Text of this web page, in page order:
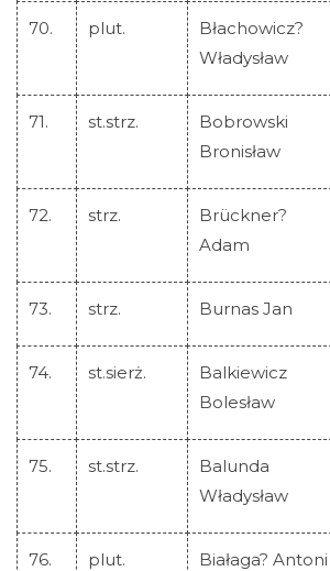
70. plut.
Błachowicz?
Władysław
71. st.strz.
Bobrowski
Bronisław
72. strz.
Brückner?
Adam
73. strz. Burnas Jan
74. st.sierż.
Balkiewicz
Bolesław
75. st.strz.
Balunda
Władysław
76. plut. Białaga? Antoni